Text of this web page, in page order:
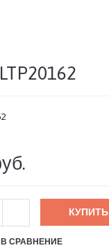
КУПИТЬ
В СРАВНЕНИЕ